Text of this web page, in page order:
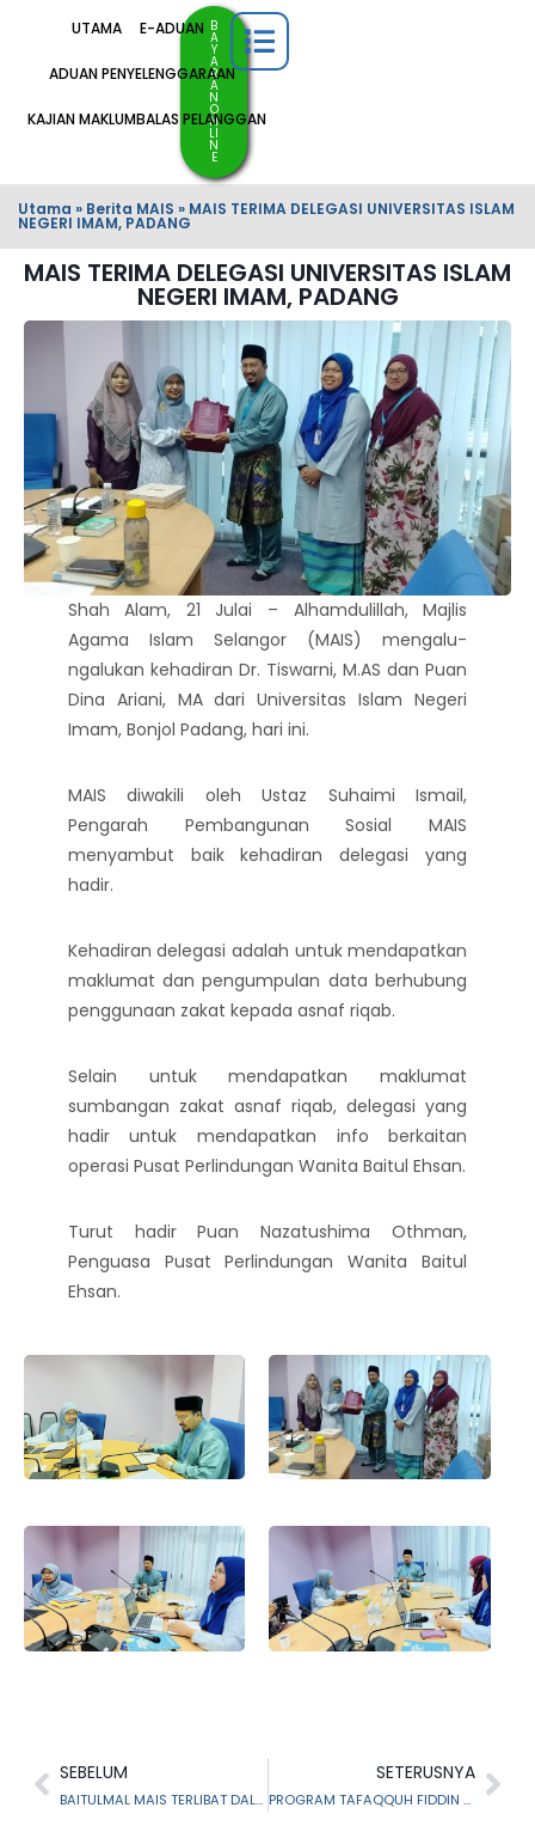
UTAMA E-ADUAN
ADUAN PENYELENGGARAAN
KAJIAN MAKLUMBALAS PELANGGAN
B
A
Y
A
R
A
N
O
N
LI
N
E
Utama » Berita MAIS » MAIS TERIMA DELEGASI UNIVERSITAS ISLAM
NEGERI IMAM, PADANG
MAIS TERIMA DELEGASI UNIVERSITAS ISLAM
NEGERI IMAM, PADANG
Shah Alam, 21 Julai – Alhamdulillah, Majlis
Agama Islam Selangor (MAIS) mengalu-
ngalukan kehadiran Dr. Tiswarni, M.AS dan Puan
Dina Ariani, MA dari Universitas Islam Negeri
Imam, Bonjol Padang, hari ini.
MAIS diwakili oleh Ustaz Suhaimi Ismail,
Pengarah Pembangunan Sosial MAIS
menyambut baik kehadiran delegasi yang
hadir.
Kehadiran delegasi adalah untuk mendapatkan
maklumat dan pengumpulan data berhubung
penggunaan zakat kepada asnaf riqab.
Selain untuk mendapatkan maklumat
sumbangan zakat asnaf riqab, delegasi yang
hadir untuk mendapatkan info berkaitan
operasi Pusat Perlindungan Wanita Baitul Ehsan.
Turut hadir Puan Nazatushima Othman,
Penguasa Pusat Perlindungan Wanita Baitul
Ehsan.
SEBELUM
BAITULMAL MAIS TERLIBAT DALAM CERAMAH PERDANA
SETERUSNYA
PROGRAM TAFAQQUH FIDDIN SIRI 5/2023 KEPADA PUSAT PENGURUSAN PENGISLAMAN (PPP), MAIS